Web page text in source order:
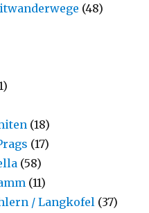
(48)
(18)
(17)
(58)
(11)
/ Langkofel (37)